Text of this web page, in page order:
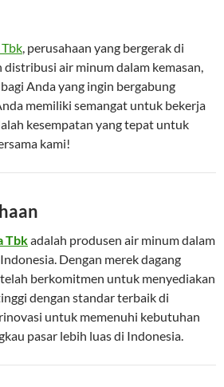
, perusahaan yang bergerak di
air minum dalam kemasan,
Anda yang ingin bergabung
memiliki semangat untuk bekerja
kesempatan yang tepat untuk
kami!
Tbkadalah produsen air minum dalam
Dengan merek dagang
berkomitmen untuk menyediakan
dengan standar terbaik di
untuk memenuhi kebutuhan
pasar lebih luas di Indonesia.